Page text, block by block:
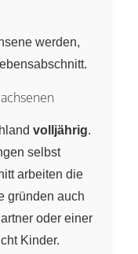
werden,
volljährig.
selbst
arbeiten die
gründen auch
oder einer
Kinder.